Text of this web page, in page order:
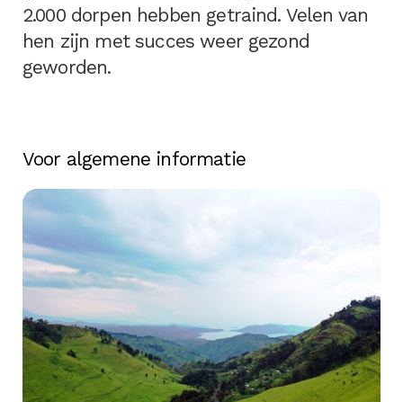
2.000 dorpen hebben getraind. Velen van
hen zijn met succes weer gezond
geworden.
Voor algemene informatie